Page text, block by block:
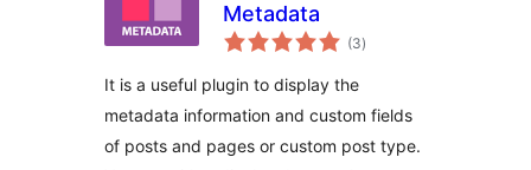
Metadata
(3個
の)
It is a useful plugin to display the
metadata information and custom fields
of posts and pages or custom post type.